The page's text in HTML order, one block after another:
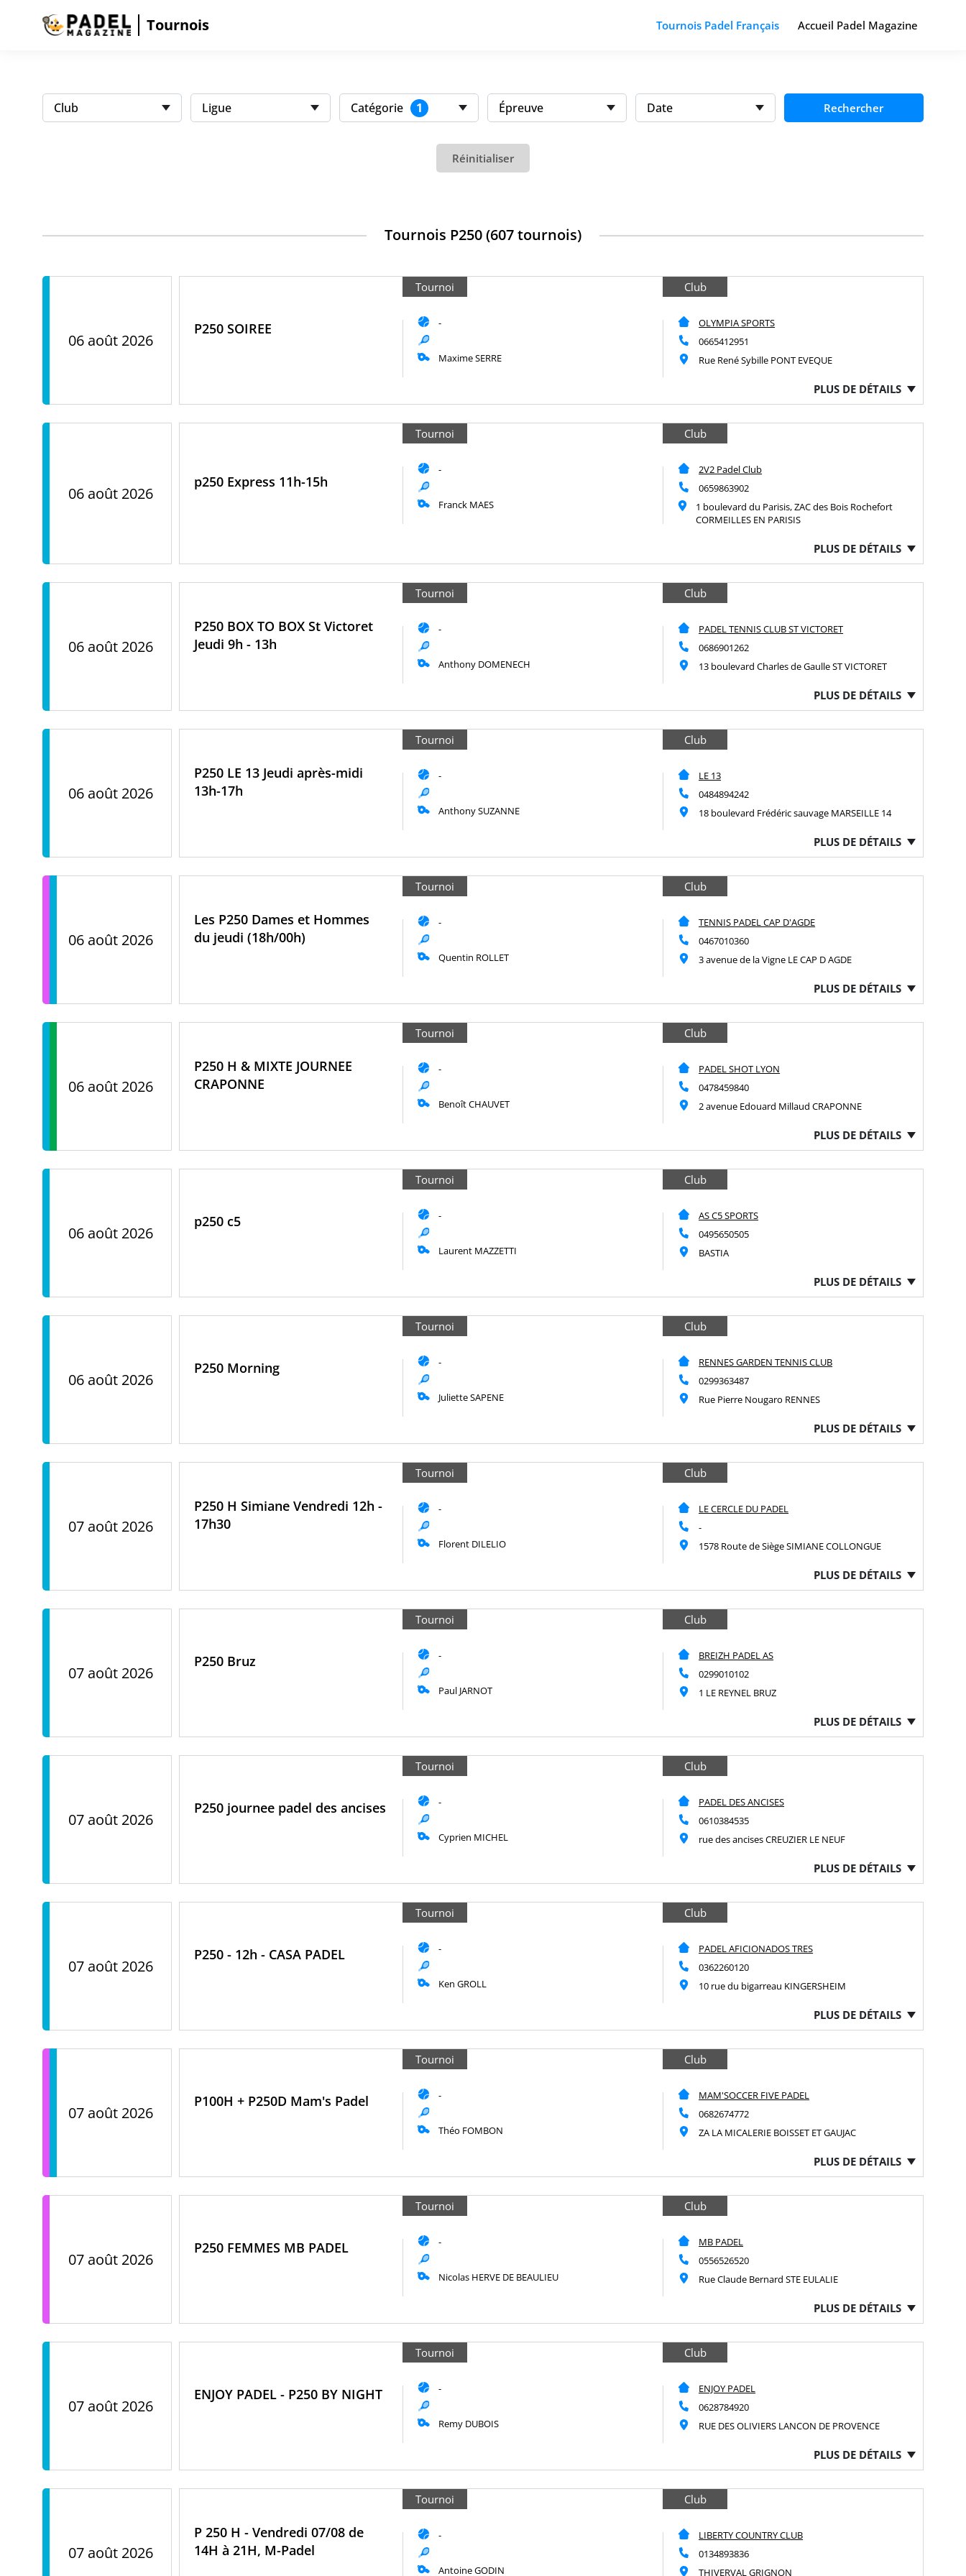
Tournois Tournois Padel Français Accueil Padel Magazine
Club Ligue Catégorie 1 Épreuve Date Rechercher
Réinitialiser
Tournois P250 (607 tournois)
06 août 2026
P250 SOIREE
Tournoi
-
Maxime SERRE
Club
OLYMPIA SPORTS
0665412951
Rue René Sybille PONT EVEQUE
PLUS DE DÉTAILS
06 août 2026
p250 Express 11h-15h
Tournoi
-
Franck MAES
Club
2V2 Padel Club
0659863902
1 boulevard du Parisis, ZAC des Bois Rochefort
CORMEILLES EN PARISIS
PLUS DE DÉTAILS
06 août 2026
P250 BOX TO BOX St Victoret
Jeudi 9h - 13h
Tournoi
-
Anthony DOMENECH
Club
PADEL TENNIS CLUB ST VICTORET
0686901262
13 boulevard Charles de Gaulle ST VICTORET
PLUS DE DÉTAILS
06 août 2026
P250 LE 13 Jeudi après-midi
13h-17h
Tournoi
-
Anthony SUZANNE
Club
LE 13
0484894242
18 boulevard Frédéric sauvage MARSEILLE 14
PLUS DE DÉTAILS
06 août 2026
Les P250 Dames et Hommes
du jeudi (18h/00h)
Tournoi
-
Quentin ROLLET
Club
TENNIS PADEL CAP D'AGDE
0467010360
3 avenue de la Vigne LE CAP D AGDE
PLUS DE DÉTAILS
06 août 2026
P250 H & MIXTE JOURNEE
CRAPONNE
Tournoi
-
Benoît CHAUVET
Club
PADEL SHOT LYON
0478459840
2 avenue Edouard Millaud CRAPONNE
PLUS DE DÉTAILS
06 août 2026
p250 c5
Tournoi
-
Laurent MAZZETTI
Club
AS C5 SPORTS
0495650505
BASTIA
PLUS DE DÉTAILS
06 août 2026
P250 Morning
Tournoi
-
Juliette SAPENE
Club
RENNES GARDEN TENNIS CLUB
0299363487
Rue Pierre Nougaro RENNES
PLUS DE DÉTAILS
07 août 2026
P250 H Simiane Vendredi 12h -
17h30
Tournoi
-
Florent DILELIO
Club
LE CERCLE DU PADEL
-
1578 Route de Siège SIMIANE COLLONGUE
PLUS DE DÉTAILS
07 août 2026
P250 Bruz
Tournoi
-
Paul JARNOT
Club
BREIZH PADEL AS
0299010102
1 LE REYNEL BRUZ
PLUS DE DÉTAILS
07 août 2026
P250 journee padel des ancises
Tournoi
-
Cyprien MICHEL
Club
PADEL DES ANCISES
0610384535
rue des ancises CREUZIER LE NEUF
PLUS DE DÉTAILS
07 août 2026
P250 - 12h - CASA PADEL
Tournoi
-
Ken GROLL
Club
PADEL AFICIONADOS TRES
0362260120
10 rue du bigarreau KINGERSHEIM
PLUS DE DÉTAILS
07 août 2026
P100H + P250D Mam's Padel
Tournoi
-
Théo FOMBON
Club
MAM'SOCCER FIVE PADEL
0682674772
ZA LA MICALERIE BOISSET ET GAUJAC
PLUS DE DÉTAILS
07 août 2026
P250 FEMMES MB PADEL
Tournoi
-
Nicolas HERVE DE BEAULIEU
Club
MB PADEL
0556526520
Rue Claude Bernard STE EULALIE
PLUS DE DÉTAILS
07 août 2026
ENJOY PADEL - P250 BY NIGHT
Tournoi
-
Remy DUBOIS
Club
ENJOY PADEL
0628784920
RUE DES OLIVIERS LANCON DE PROVENCE
PLUS DE DÉTAILS
07 août 2026
P 250 H - Vendredi 07/08 de
14H à 21H, M-Padel
Tournoi
-
Antoine GODIN
Club
LIBERTY COUNTRY CLUB
0134893836
THIVERVAL GRIGNON